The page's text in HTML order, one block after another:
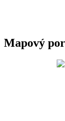
Mapový